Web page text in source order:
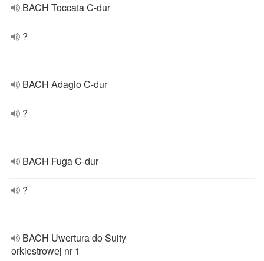
BACH Toccata C-dur
?
BACH Adagio C-dur
?
BACH Fuga C-dur
?
BACH Uwertura do Suity
orkiestrowej nr 1